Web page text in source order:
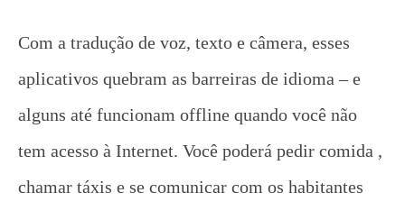
Com a tradução de voz, texto e câmera, esses
aplicativos quebram as barreiras de idioma – e
alguns até funcionam offline quando você não
tem acesso à Internet. Você poderá pedir comida ,
chamar táxis e se comunicar com os habitantes